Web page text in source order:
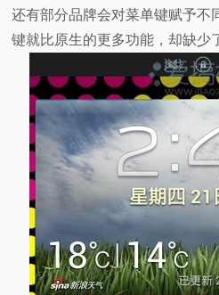
还有部分品牌会对菜单键赋予不
键就比原生的更多功能，却缺少